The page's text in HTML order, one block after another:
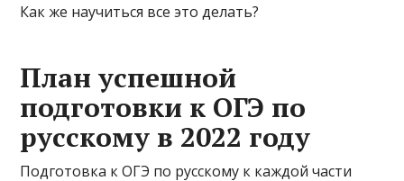
Как же научиться все это делать?
План успешной
подготовки к ОГЭ по
русскому в 2022 году
Подготовка к ОГЭ по русскому к каждой части